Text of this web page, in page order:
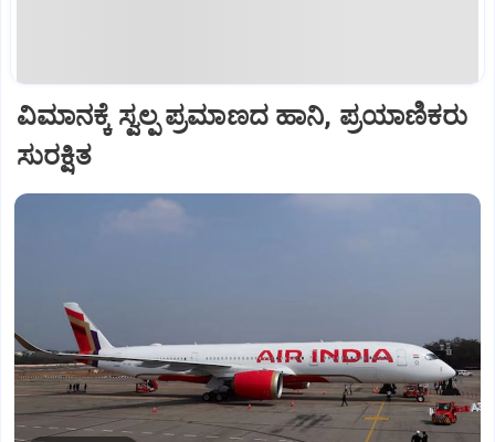
ವಿಮಾನಕ್ಕೆ ಸ್ವಲ್ಪ ಪ್ರಮಾಣದ ಹಾನಿ, ಪ್ರಯಾಣಿಕರು
ಸುರಕ್ಷಿತ